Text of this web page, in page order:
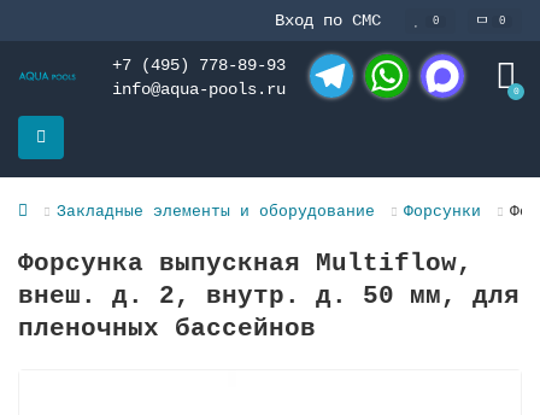
Вход по СМС 0 0
+7 (495) 778-89-93
info@aqua-pools.ru
0
Закладные элементы и оборудование Форсунки
Форсунка выпускная Multiflow,
внеш. д. 2, внутр. д. 50 мм, для
плeночных бассeйнов